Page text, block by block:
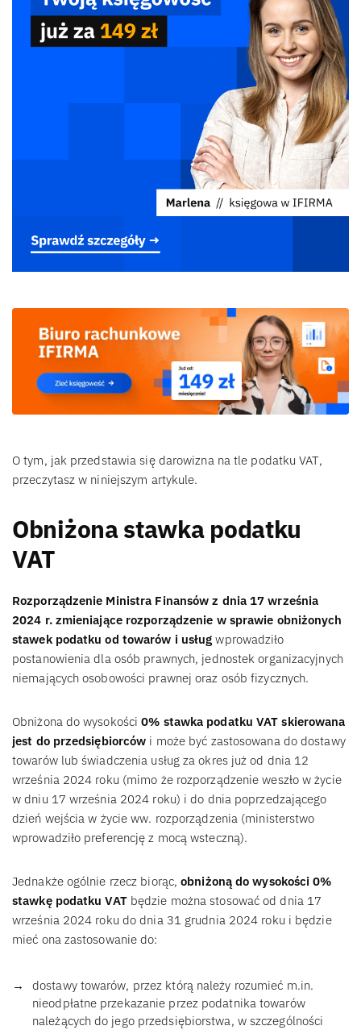
O tym, jak przedstawia się darowizna na tle podatku VAT,
przeczytasz w niniejszym artykule.
Obniżona stawka podatku
VAT
Rozporządzenie Ministra Finansów z dnia 17 września
2024 r. zmieniające rozporządzenie w sprawie obniżonych
stawek podatku od towarów i usług wprowadziło
postanowienia dla osób prawnych, jednostek organizacyjnych
niemających osobowości prawnej oraz osób fizycznych.
Obniżona do wysokości0% stawka podatku VAT skierowana
jest do przedsiębiorców i może być zastosowana do dostawy
towarów lub świadczenia usług za okres już od dnia 12
września 2024 roku (mimo że rozporządzenie weszło w życie
w dniu 17 września 2024 roku) i do dnia poprzedzającego
dzień wejścia w życie ww. rozporządzenia (ministerstwo
wprowadziło preferencję z mocą wsteczną).
Jednakże ogólnie rzecz biorąc,obniżoną do wysokości 0%
stawkę podatku VATbędzie można stosować od dnia 17
września 2024 roku do dnia 31 grudnia 2024 roku i będzie
mieć ona zastosowanie do:
dostawy towarów, przez którą należy rozumieć m.in.
nieodpłatne przekazanie przez podatnika towarów
należących do jego przedsiębiorstwa, w szczególności